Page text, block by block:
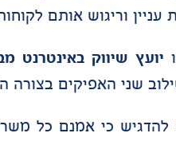
עניין וריגוש אותם
יועץ שיווק באינטרנט
שני האפיקים בצורה
כי אמנם כל